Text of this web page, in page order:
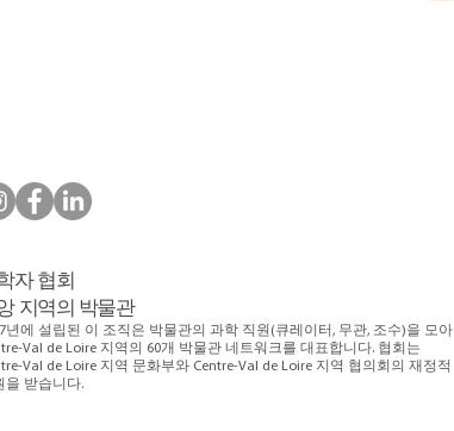
자 협회
지역의 박물관
년에 설립된 이 조직은 박물관의 과학 직원(큐레이터, 무관, 조수)을 모아
Val de Loire 지역의 60개 박물관 네트워크를 대표합니다. 협회는
Val de Loire 지역 문화부와 Centre-Val de Loire 지역 협의회의 재정적
을 받습니다.